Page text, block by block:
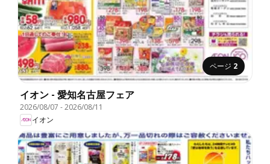
ページ 2
イオン - 愛知名古屋フェア
2026/08/07 -2026/08/11
イオン